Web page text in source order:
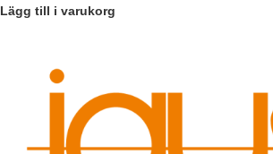
Lägg till i varukorg